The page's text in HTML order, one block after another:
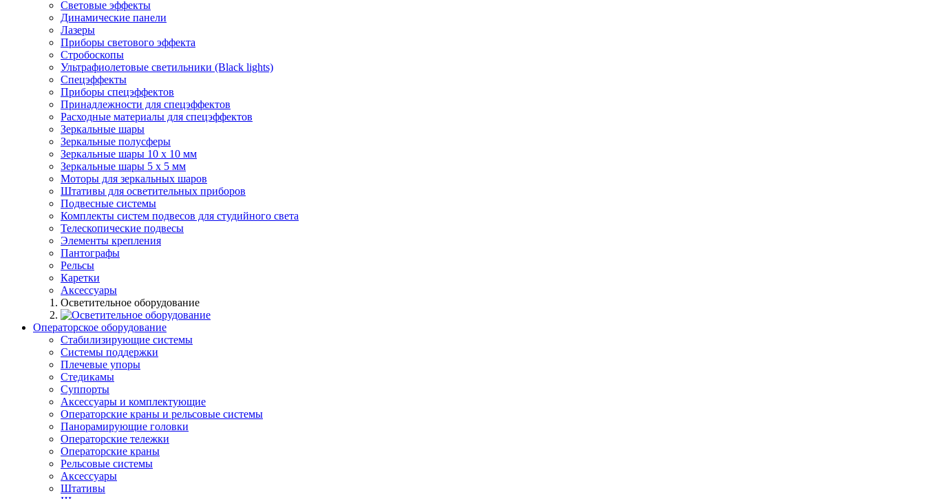
Световые эффекты
Динамические панели
Лазеры
Приборы светового эффекта
Стробоскопы
Ультрафиолетовые светильники (Black lights)
Спецэффекты
Приборы спецэффектов
Принадлежности для спецэффектов
Расходные материалы для спецэффектов
Зеркальные шары
Зеркальные полусферы
Зеркальные шары 10 х 10 мм
Зеркальные шары 5 х 5 мм
Моторы для зеркальных шаров
Штативы для осветительных приборов
Подвесные системы
Комплекты систем подвесов для студийного света
Телескопические подвесы
Элементы крепления
Пантографы
Рельсы
Каретки
Аксессуары
Осветительное оборудование
Операторское оборудование
Стабилизирующие системы
Системы поддержки
Плечевые упоры
Стедикамы
Суппорты
Аксессуары и комплектующие
Операторские краны и рельсовые системы
Панорамирующие головки
Операторские тележки
Операторские краны
Рельсовые системы
Аксессуары
Штативы